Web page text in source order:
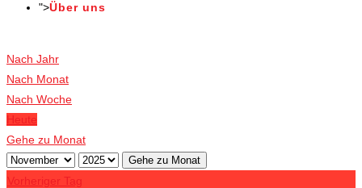
">Über uns
Nach Jahr
Nach Monat
Nach Woche
Heute
Gehe zu Monat
Gehe zu Monat
Vorheriger Tag